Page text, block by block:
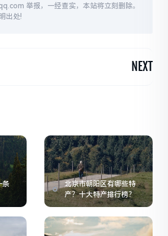
举报，一经查实，本站将立刻删除。
出处!
NEXT
条
北京市朝阳区有哪些特
产？十大特产排行榜？